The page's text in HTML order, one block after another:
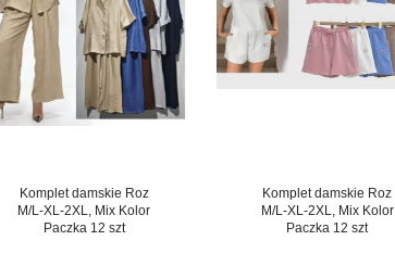
Komplet damskie Roz
M/L-XL-2XL, Mix Kolor
Paczka 12 szt
Komplet damskie Roz
M/L-XL-2XL, Mix Kolor
Paczka 12 szt